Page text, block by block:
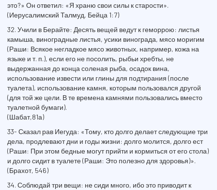
это?» Он ответил: «Я храню свои силы к старости».
(Иерусалимский Талмуд, Бейца 1:7)
32. Учили в Берайте: Десять вещей ведут к геморрою: листья
камыша, виноградные листья, усики винограда, мясо моригим
(Раши: Всякое негладкое мясо животных, например, кожа на
языке и т. п.), если его не посолить, рыбьи хребты, не
выдержанная до конца соленая рыба, осадок вина,
использование извести или глины для подтирания (после
туалета), использование камня, которым пользовался другой
(для той же цели. В те времена камнями пользовались вместо
туалетной бумаги).
(Шабат,81а)
33- Сказал рав Иегуда: «Тому, кто долго делает следующие три
дела, продлевают дни и годы жизни: долго молится, долго ест
(Раши: При этом бедные могут прийти и кормиться от его стола)
и долго сидит в туалете (Раши: Это полезно для здоровья)».
(Брахот, 546)
34. Соблюдай три вещи: не сиди много, ибо это приводит к